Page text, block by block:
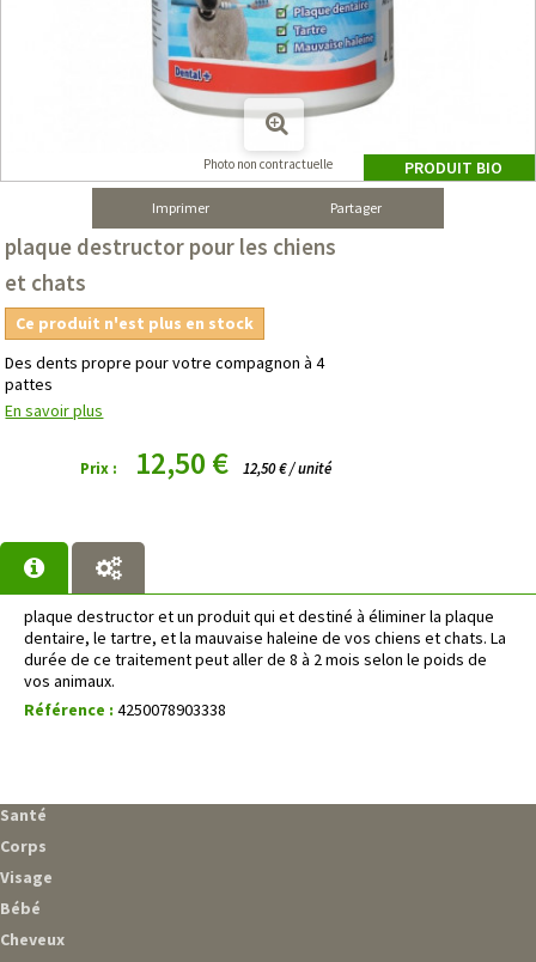
PRODUIT BIO
Photo non contractuelle
Imprimer Partager
plaque destructor pour les chiens
et chats
Ce produit n'est plus en stock
Des dents propre pour votre compagnon à 4
pattes
En savoir plus
Prix : 12,50 € 12,50 € / unité
plaque destructor et un produit qui et destiné à éliminer la plaque
dentaire, le tartre, et la mauvaise haleine de vos chiens et chats. La
durée de ce traitement peut aller de 8 à 2 mois selon le poids de
vos animaux.
Référence : 4250078903338
Santé
Corps
Visage
Bébé
Cheveux